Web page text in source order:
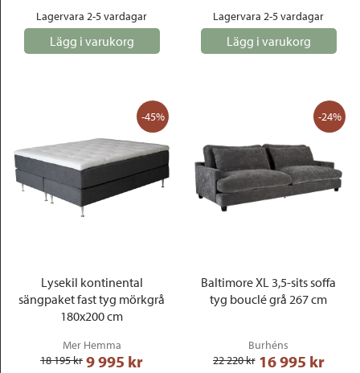
Lagervara 2-5 vardagar
Lägg i varukorg
Lagervara 2-5 vardagar
Lägg i varukorg
-45%
Lysekil kontinental
sängpaket fast tyg mörkgrå
180x200 cm
Mer Hemma
18 195 kr 9 995 kr
-24%
Baltimore XL 3,5-sits soffa
tyg bouclé grå 267 cm
Burhéns
22 220 kr 16 995 kr